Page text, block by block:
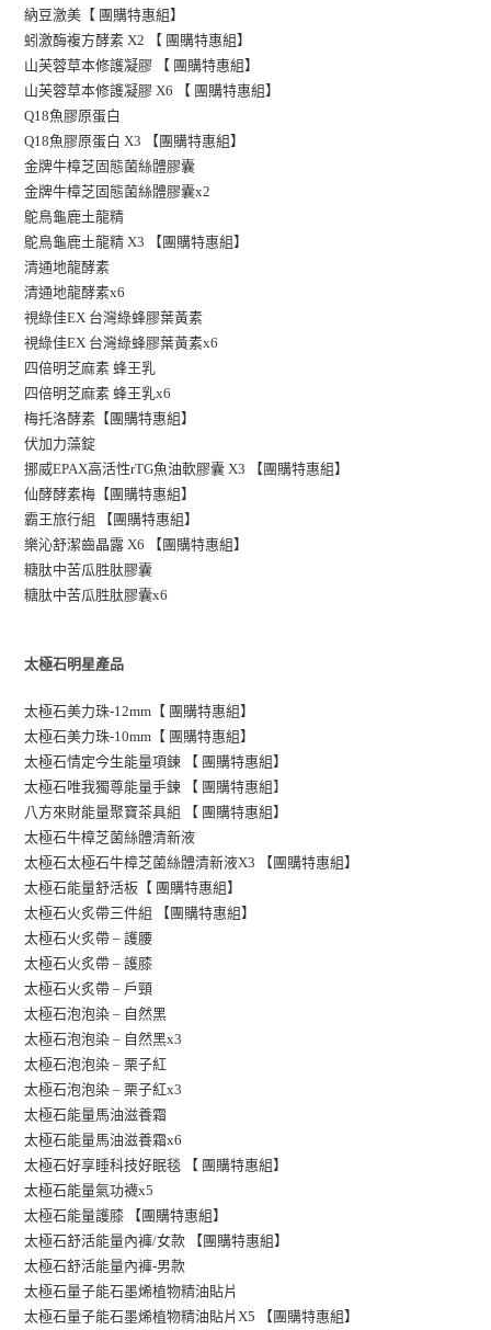
納豆激美【 團購特惠組】
蚓激酶複方酵素 X2 【 團購特惠組】
山芙蓉草本修護凝膠 【 團購特惠組】
山芙蓉草本修護凝膠 X6 【 團購特惠組】
Q18魚膠原蛋白
Q18魚膠原蛋白 X3 【團購特惠組】
金牌牛樟芝固態菌絲體膠囊
金牌牛樟芝固態菌絲體膠囊x2
鴕鳥龜鹿土龍精
鴕鳥龜鹿土龍精 X3 【團購特惠組】
清通地龍酵素
清通地龍酵素x6
視綠佳EX 台灣綠蜂膠葉黃素
視綠佳EX 台灣綠蜂膠葉黃素x6
四倍明芝麻素 蜂王乳
四倍明芝麻素 蜂王乳x6
梅托洛酵素【團購特惠組】
伏加力藻錠
挪威EPAX高活性rTG魚油軟膠囊 X3 【團購特惠組】
仙酵酵素梅【團購特惠組】
霸王旅行組 【團購特惠組】
樂沁舒潔齒晶露 X6 【團購特惠組】
糖肽中苦瓜胜肽膠囊
糖肽中苦瓜胜肽膠囊x6
太極石明星產品
太極石美力珠-12mm【 團購特惠組】
太極石美力珠-10mm【 團購特惠組】
太極石情定今生能量項鍊 【 團購特惠組】
太極石唯我獨尊能量手鍊 【 團購特惠組】
八方來財能量聚寶茶具組 【 團購特惠組】
太極石牛樟芝菌絲體清新液
太極石太極石牛樟芝菌絲體清新液X3 【團購特惠組】
太極石能量舒活板【 團購特惠組】
太極石火炙帶三件組 【團購特惠組】
太極石火炙帶 – 護腰
太極石火炙帶 – 護膝
太極石火炙帶 – 戶頸
太極石泡泡染 – 自然黑
太極石泡泡染 – 自然黑x3
太極石泡泡染 –栗子紅
太極石泡泡染 – 栗子紅x3
太極石能量馬油滋養霜
太極石能量馬油滋養霜x6
太極石好享睡科技好眠毯 【 團購特惠組】
太極石能量氣功襪x5
太極石能量護膝 【團購特惠組】
太極石舒活能量內褲/女款 【團購特惠組】
太極石舒活能量內褲-男款
太極石量子能石墨烯植物精油貼片
太極石量子能石墨烯植物精油貼片X5 【團購特惠組】